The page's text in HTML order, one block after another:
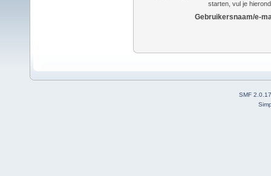
starten, vul je
Gebruikersnaam/e-
SMF 2.0.17